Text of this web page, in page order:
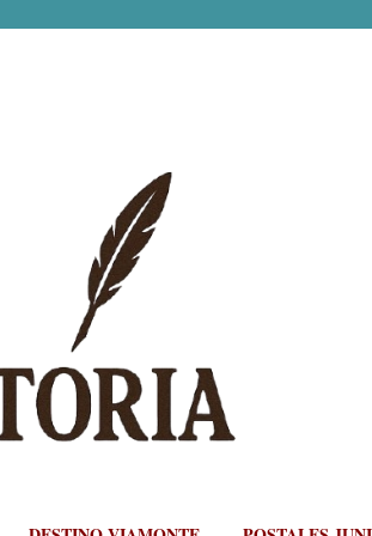
Ir al contenido principal